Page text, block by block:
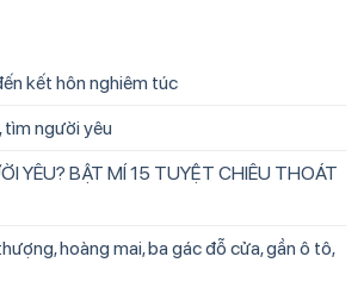
kết hôn nghiêm túc
tìm người yêu
YÊU? BẬT MÍ 15 TUYỆT CHIÊU THOÁT
hoàng mai, ba gác đỗ cửa, gần ô tô,